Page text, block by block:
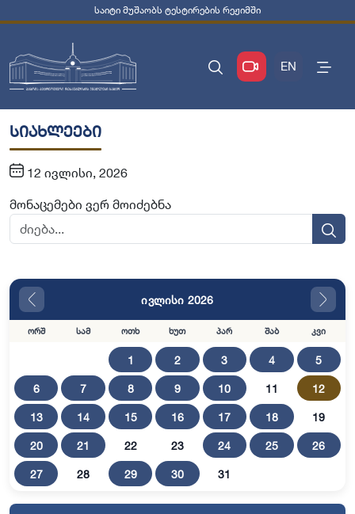
საიტი მუშაობს ტესტირების რეჟიმში
EN
სიახლეები
12 ივლისი, 2026
მონაცემები ვერ მოიძებნა
ივლისი 2026
ორშ სამ ოთხ ხუთ პარ შაბ კვი
1 2 3 4 5
6 7 8 9 10 11 12
13 14 15 16 17 18 19
20 21 22 23 24 25 26
27 28 29 30 31